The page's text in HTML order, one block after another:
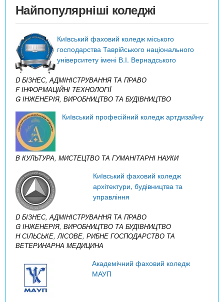
Найпопулярніші коледжі
Київський фаховий коледж міського
господарства Таврійського національного
університету імені В.І. Вернадського
D БІЗНЕС, АДМІНІСТРУВАННЯ ТА ПРАВО
F ІНФОРМАЦІЙНІ ТЕХНОЛОГІЇ
G ІНЖЕНЕРІЯ, ВИРОБНИЦТВО ТА БУДІВНИЦТВО
Київський професійний коледж артдизайну
B КУЛЬТУРА, МИСТЕЦТВО ТА ГУМАНІТАРНІ НАУКИ
Київський фаховий коледж
архітектури, будівництва та
управління
D БІЗНЕС, АДМІНІСТРУВАННЯ ТА ПРАВО
G ІНЖЕНЕРІЯ, ВИРОБНИЦТВО ТА БУДІВНИЦТВО
H СІЛЬСЬКЕ, ЛІСОВЕ, РИБНЕ ГОСПОДАРСТВО ТА
ВЕТЕРИНАРНА МЕДИЦИНА
Академічний фаховий коледж
МАУП